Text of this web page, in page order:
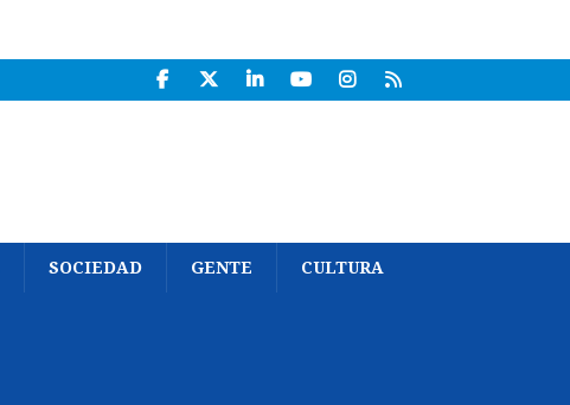
SOCIEDAD GENTE CULTURA